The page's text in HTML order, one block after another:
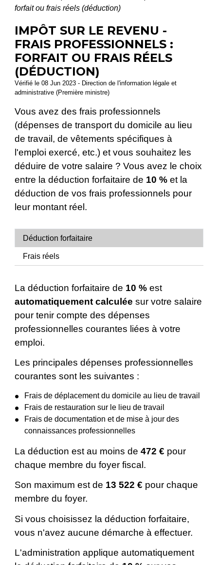
forfait ou frais réels (déduction)
IMPÔT SUR LE REVENU -
FRAIS PROFESSIONNELS :
FORFAIT OU FRAIS RÉELS
(DÉDUCTION)
Vérifié le 08 Jun 2023 - Direction de l'information légale et
administrative (Première ministre)
Vous avez des frais professionnels
(dépenses de transport du domicile au lieu
de travail, de vêtements spécifiques à
l'emploi exercé, etc.) et vous souhaitez les
déduire de votre salaire ? Vous avez le choix
entre la déduction forfaitaire de 10 % et la
déduction de vos frais professionnels pour
leur montant réel.
Déduction forfaitaire
Frais réels
La déduction forfaitaire de 10 % est
automatiquement calculée sur votre salaire
pour tenir compte des dépenses
professionnelles courantes liées à votre
emploi.
Les principales dépenses professionnelles
courantes sont les suivantes :
Frais de déplacement du domicile au lieu de travail
Frais de restauration sur le lieu de travail
Frais de documentation et de mise à jour des
connaissances professionnelles
La déduction est au moins de 472 € pour
chaque membre du foyer fiscal.
Son maximum est de 13 522 € pour chaque
membre du foyer.
Si vous choisissez la déduction forfaitaire,
vous n'avez aucune démarche à effectuer.
L'administration applique automatiquement